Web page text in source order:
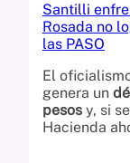
Santilli
Rosada no
las PASO
El
genera un
pesos y, si
Hacienda